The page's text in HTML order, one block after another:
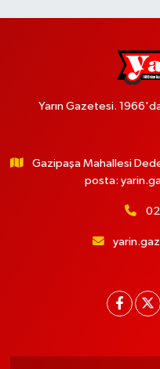
Yarın Gazetesi.
Gazipaşa Mahallesi
posta: